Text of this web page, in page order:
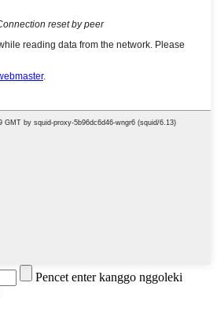
Pencet enter kanggo nggoleki